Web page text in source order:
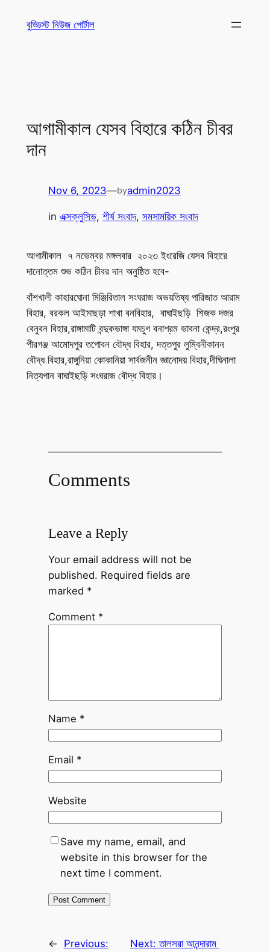
বুড্ডিস্ট নিউজ পোর্টাল
আগামীকাল যেসব বিহারে কঠিন চীবর
দান
Nov 6, 2023—byadmin2023
in এক্সক্লুসিভ, শীর্ষ সংবাদ, সমসাময়িক সংবাদ
আগামীকাল ৭ নভেম্বর মঙ্গলবার ২০২৩ ইংরেজি যেসব বিহারে
দানোত্তম শুভ কঠিন চীবর দান অনুষ্ঠিত হবে-
বাঁশখালী কাহারঘোনা মিঞ্জিরিতাল সংঘরাজ অভয়তিষ্য পারিজাত আরাম
বিহার, বরকল আইমাছড়া শাখা বনবিহার, বাঘাইছড়ি শিজক দজর
বেনুবন বিহার,রাঙ্গামাটি বন্দুকভাঙ্গা যমচুগ বনাশ্রম ভাবনা কেন্দ্র,রংপুর
পীরগঞ্জ আমোদপুর তপোবন বৌদ্ধ বিহার, দত্তপুর লুম্বিনীকানন
বৌদ্ধ বিহার,রাঙ্গুনিয়া কোকানিয়া সার্বজনীন জ্ঞানোদয় বিহার,দীঘিনালা
নিত্যগান বাঘাইছড়ি সংঘরাজ বৌদ্ধ বিহার।
Comments
Leave a Reply
Your email address will not be
published. Required fields are
marked *
Comment *
Name *
Email *
Website
Save my name, email, and
website in this browser for the
next time I comment.
←
Previous:
Next:তালসরা আনন্দারাম